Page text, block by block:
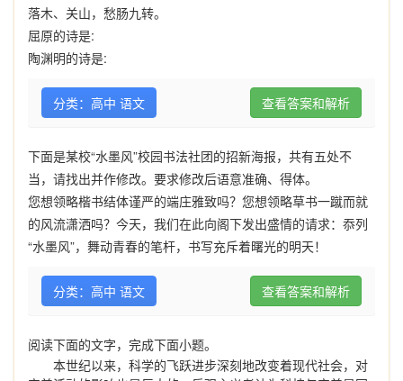
落木、关山，愁肠九转。
屈原的诗是:
陶渊明的诗是:
分类：高中 语文 查看答案和解析
下面是某校“水墨风”校园书法社团的招新海报，共有五处不
当，请找出并作修改。要求修改后语意准确、得体。
您想领略楷书结体谨严的端庄雅致吗？您想领略草书一蹴而就
的风流潇洒吗？今天，我们在此向阁下发出盛情的请求：忝列
“水墨风”，舞动青春的笔杆，书写充斥着曙光的明天！
分类：高中 语文 查看答案和解析
阅读下面的文字，完成下面小题。
本世纪以来，科学的飞跃进步深刻地改变着现代社会，对